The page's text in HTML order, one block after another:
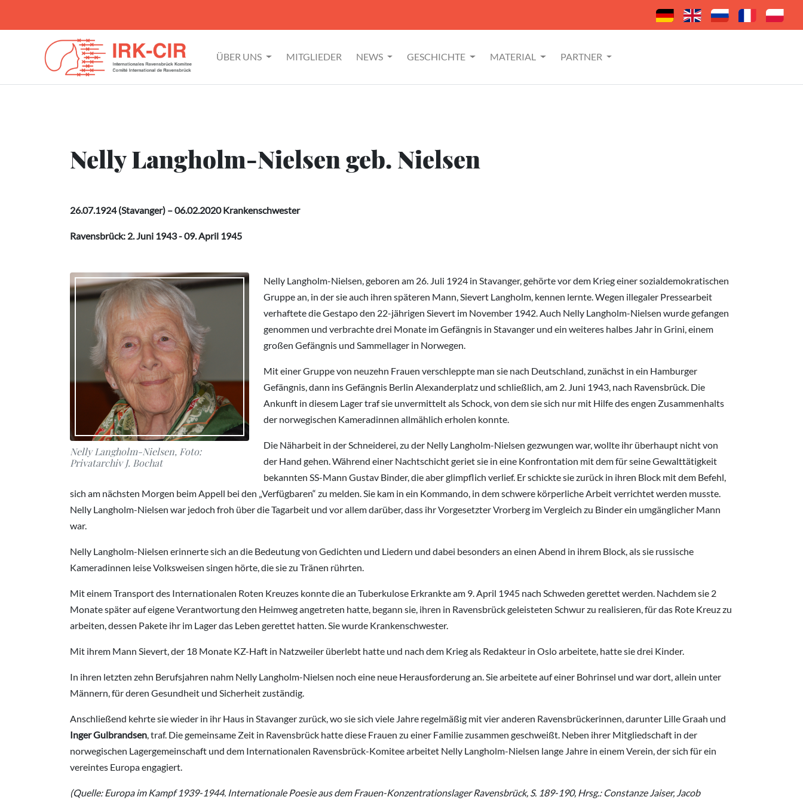
ÜBER UNS MITGLIEDER NEWS GESCHICHTE MATERIAL PARTNER
Nelly Langholm-Nielsen geb. Nielsen
26.07.1924 (Stavanger) – 06.02.2020 Krankenschwester
Ravensbrück: 2. Juni 1943 - 09. April 1945
Nelly Langholm-Nielsen, Foto:
Privatarchiv J. Bochat
Nelly Langholm-Nielsen, geboren am 26. Juli 1924 in Stavanger, gehörte vor dem Krieg einer sozialdemokratischen
Gruppe an, in der sie auch ihren späteren Mann, Sievert Langholm, kennen lernte. Wegen illegaler Pressearbeit
verhaftete die Gestapo den 22-jährigen Sievert im November 1942. Auch Nelly Langholm-Nielsen wurde gefangen
genommen und verbrachte drei Monate im Gefängnis in Stavanger und ein weiteres halbes Jahr in Grini, einem
großen Gefängnis und Sammellager in Norwegen.
Mit einer Gruppe von neuzehn Frauen verschleppte man sie nach Deutschland, zunächst in ein Hamburger
Gefängnis, dann ins Gefängnis Berlin Alexanderplatz und schließlich, am 2. Juni 1943, nach Ravensbrück. Die
Ankunft in diesem Lager traf sie unvermittelt als Schock, von dem sie sich nur mit Hilfe des engen Zusammenhalts
der norwegischen Kameradinnen allmählich erholen konnte.
Die Näharbeit in der Schneiderei, zu der Nelly Langholm-Nielsen gezwungen war, wollte ihr überhaupt nicht von
der Hand gehen. Während einer Nachtschicht geriet sie in eine Konfrontation mit dem für seine Gewalttätigkeit
bekannten SS-Mann Gustav Binder, die aber glimpflich verlief. Er schickte sie zurück in ihren Block mit dem Befehl,
sich am nächsten Morgen beim Appell bei den „Verfügbaren“ zu melden. Sie kam in ein Kommando, in dem schwere körperliche Arbeit verrichtet werden musste.
Nelly Langholm-Nielsen war jedoch froh über die Tagarbeit und vor allem darüber, dass ihr Vorgesetzter Vrorberg im Vergleich zu Binder ein umgänglicher Mann
war.
Nelly Langholm-Nielsen erinnerte sich an die Bedeutung von Gedichten und Liedern und dabei besonders an einen Abend in ihrem Block, als sie russische
Kameradinnen leise Volksweisen singen hörte, die sie zu Tränen rührten.
Mit einem Transport des Internationalen Roten Kreuzes konnte die an Tuberkulose Erkrankte am 9. April 1945 nach Schweden gerettet werden. Nachdem sie 2
Monate später auf eigene Verantwortung den Heimweg angetreten hatte, begann sie, ihren in Ravensbrück geleisteten Schwur zu realisieren, für das Rote Kreuz zu
arbeiten, dessen Pakete ihr im Lager das Leben gerettet hatten. Sie wurde Krankenschwester.
Mit ihrem Mann Sievert, der 18 Monate KZ-Haft in Natzweiler überlebt hatte und nach dem Krieg als Redakteur in Oslo arbeitete, hatte sie drei Kinder.
In ihren letzten zehn Berufsjahren nahm Nelly Langholm-Nielsen noch eine neue Herausforderung an. Sie arbeitete auf einer Bohrinsel und war dort, allein unter
Männern, für deren Gesundheit und Sicherheit zuständig.
Anschließend kehrte sie wieder in ihr Haus in Stavanger zurück, wo sie sich viele Jahre regelmäßig mit vier anderen Ravensbrückerinnen, darunter Lille Graah und
Inger Gulbrandsen, traf. Die gemeinsame Zeit in Ravensbrück hatte diese Frauen zu einer Familie zusammen geschweißt. Neben ihrer Mitgliedschaft in der
norwegischen Lagergemeinschaft und dem Internationalen Ravensbrück-Komitee arbeitet Nelly Langholm-Nielsen lange Jahre in einem Verein, der sich für ein
vereintes Europa engagiert.
(Quelle: Europa im Kampf 1939-1944. Internationale Poesie aus dem Frauen-Konzentrationslager Ravensbrück, S. 189-190, Hrsg.: Constanze Jaiser, Jacob